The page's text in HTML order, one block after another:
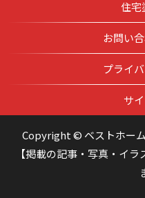
住宅
お問い
プライ
サ
Copyright © ベストホー
【掲載の記事・写真・イ